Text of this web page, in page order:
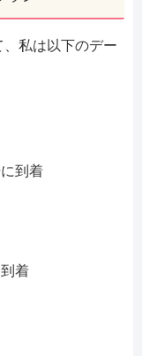
私は以下のデー
到着
着